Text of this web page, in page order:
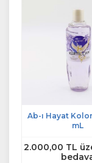
Ab-ı Hayat
mL
2.000,00 TL